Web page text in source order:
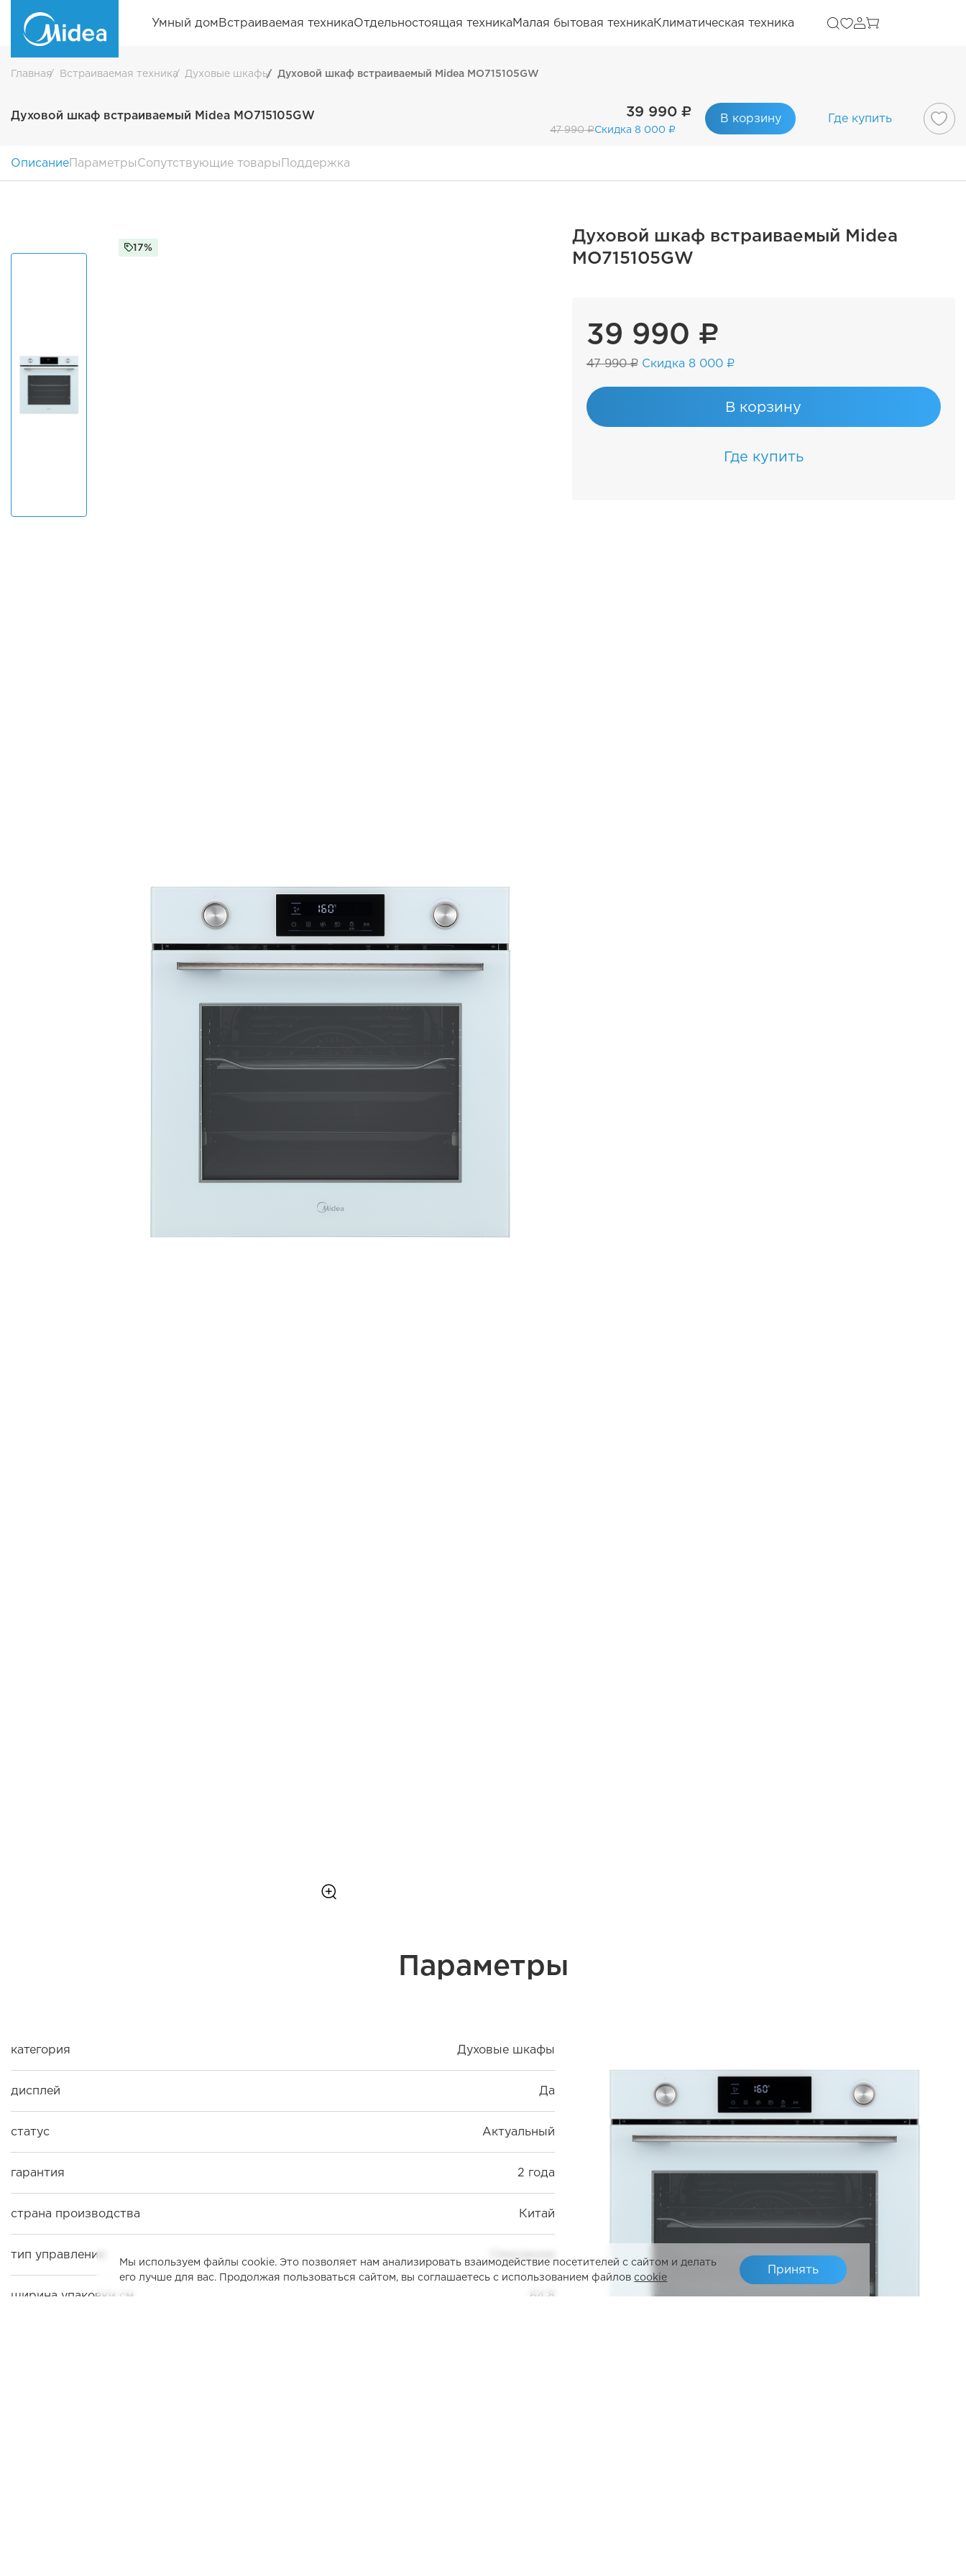
Умный домВстраиваемая техникаОтдельностоящая техникаМалая бытовая техникаКлиматическая техника
Главная Встраиваемая техника Духовые шкафы Духовой шкаф встраиваемый Midea MO715105GW
Духовой шкаф встраиваемый Midea MO715105GW 39 990 ₽
47 990 ₽Скидка 8 000 ₽
В корзину Где купить
ОписаниеПараметрыСопутствующие товарыПоддержка
17%
Духовой шкаф встраиваемый Midea
MO715105GW
39 990 ₽
47 990 ₽ Скидка 8 000 ₽
В корзину
Где купить
Параметры
категория Духовые шкафы
дисплей Да
статус Актуальный
гарантия 2 года
страна производства Китай
тип управления Сенсорное
ширина упаковки см 64.8
Мы используем файлы cookie. Это позволяет нам анализировать взаимодействие посетителей с сайтом и делать
его лучше для вас. Продолжая пользоваться сайтом, вы соглашаетесь с использованием файловcookie
Принять